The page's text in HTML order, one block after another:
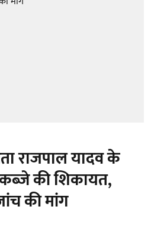
राजपाल यादव के
की शिकायत,
की मांग